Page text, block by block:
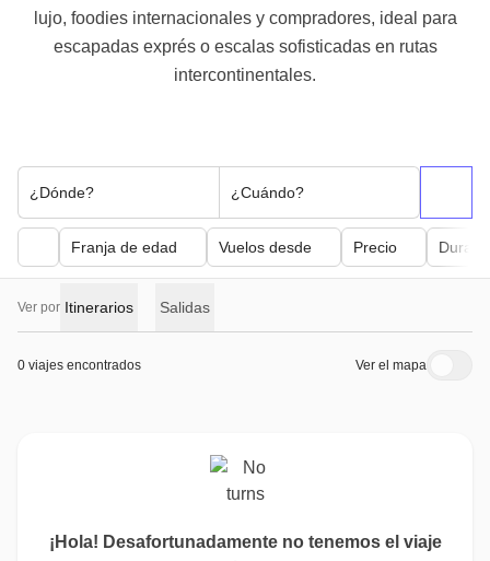
lujo, foodies internacionales y compradores, ideal para
escapadas exprés o escalas sofisticadas en rutas
intercontinentales.
¿Dónde? ¿Cuándo?
Franja de edad Vuelos desde Precio
Ver por Itinerarios Salidas
0 viajes encontrados Ver el mapa
¡Hola! Desafortunadamente no tenemos el viaje